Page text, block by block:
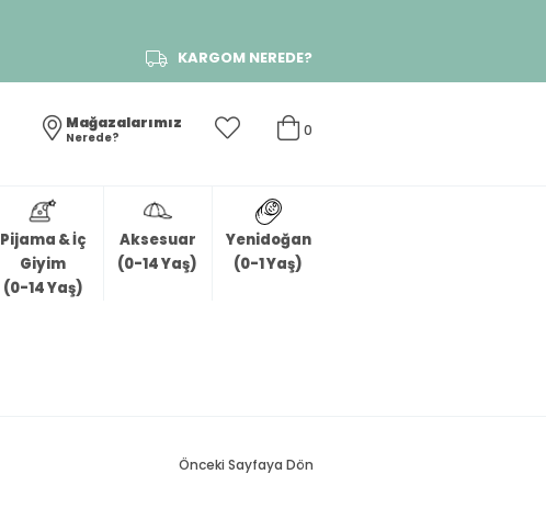
KARGOM NEREDE?
0
Mağazalarımız
Nerede?
Pijama & İç
Giyim
(0-14 Yaş)
Aksesuar
(0-14 Yaş)
Yenidoğan
(0-1 Yaş)
Önceki Sayfaya Dön